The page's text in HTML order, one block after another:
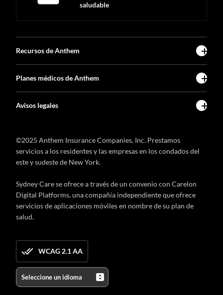
saludable
Recursos de Anthem
Planes médicos de Anthem
Avisos legales
©2025 Anthem Insurance Companies, Inc. Prestamos
servicios a los residentes y las empresas en los condados del
este y sudeste de New York.
Sydney Care se ofrece a través de un convenio con Carelon
Digital Platforms, una compañía independiente que ofrece
servicios de aplicaciones móviles en nombre de su plan de
salud.
WCAG 2.1 AA